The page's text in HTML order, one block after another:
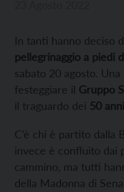
In tanti hanno deciso
pellegrinaggio a piedi
sabato 20 agosto.
festeggiare il Gruppo
il traguardo dei 50
C’è chi è partito dalla
invece è confluito dai
cammino, ma tutti
della Madonna di